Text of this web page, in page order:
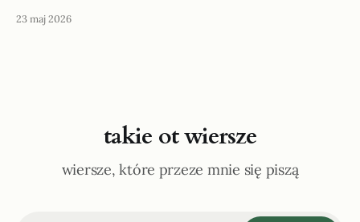
23 maj 2026
takie ot wiersze
wiersze, które przeze mnie się piszą